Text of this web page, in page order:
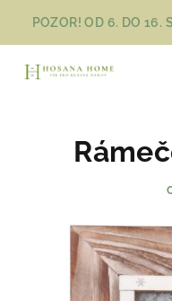
obsah
POZOR! OD 6. DO 16.